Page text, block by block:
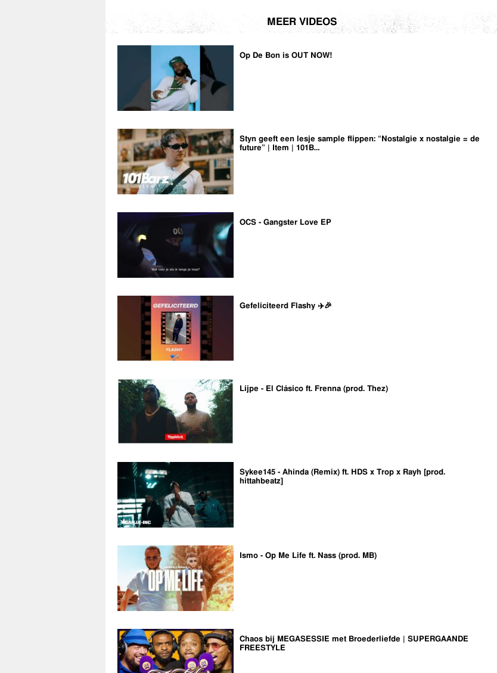
MEER VIDEOS
Op De Bon is OUT NOW!
Styn geeft een lesje sample flippen: “Nostalgie x nostalgie = de
future” | Item | 101B…
OCS - Gangster Love EP
Gefeliciteerd Flashy ✈️🎉
Lijpe - El Clásico ft. Frenna (prod. Thez)
Sykee145 - Ahinda (Remix) ft. HDS x Trop x Rayh [prod.
hittahbeatz]
Ismo - Op Me Life ft. Nass (prod. MB)
Chaos bij MEGASESSIE met Broederliefde | SUPERGAANDE
FREESTYLE